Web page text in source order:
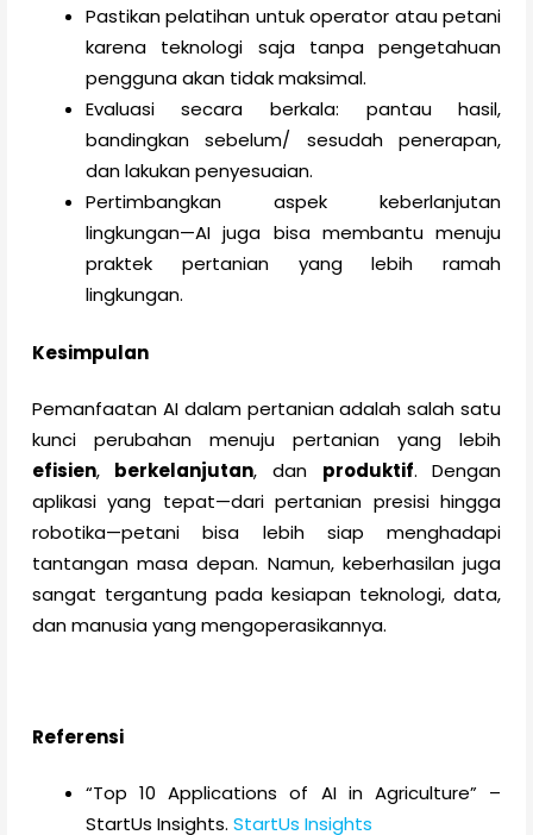
Pastikan pelatihan untuk operator atau petani
karena teknologi saja tanpa pengetahuan
pengguna akan tidak maksimal.
Evaluasi secara berkala: pantau hasil,
bandingkan sebelum/ sesudah penerapan,
dan lakukan penyesuaian.
Pertimbangkan aspek keberlanjutan
lingkungan—AI juga bisa membantu menuju
praktek pertanian yang lebih ramah
lingkungan.
Kesimpulan
Pemanfaatan AI dalam pertanian adalah salah satu
kunci perubahan menuju pertanian yang lebih
efisien, berkelanjutan, dan produktif. Dengan
aplikasi yang tepat—dari pertanian presisi hingga
robotika—petani bisa lebih siap menghadapi
tantangan masa depan. Namun, keberhasilan juga
sangat tergantung pada kesiapan teknologi, data,
dan manusia yang mengoperasikannya.
Referensi
“Top 10 Applications of AI in Agriculture” –
StartUs Insights. StartUs Insights